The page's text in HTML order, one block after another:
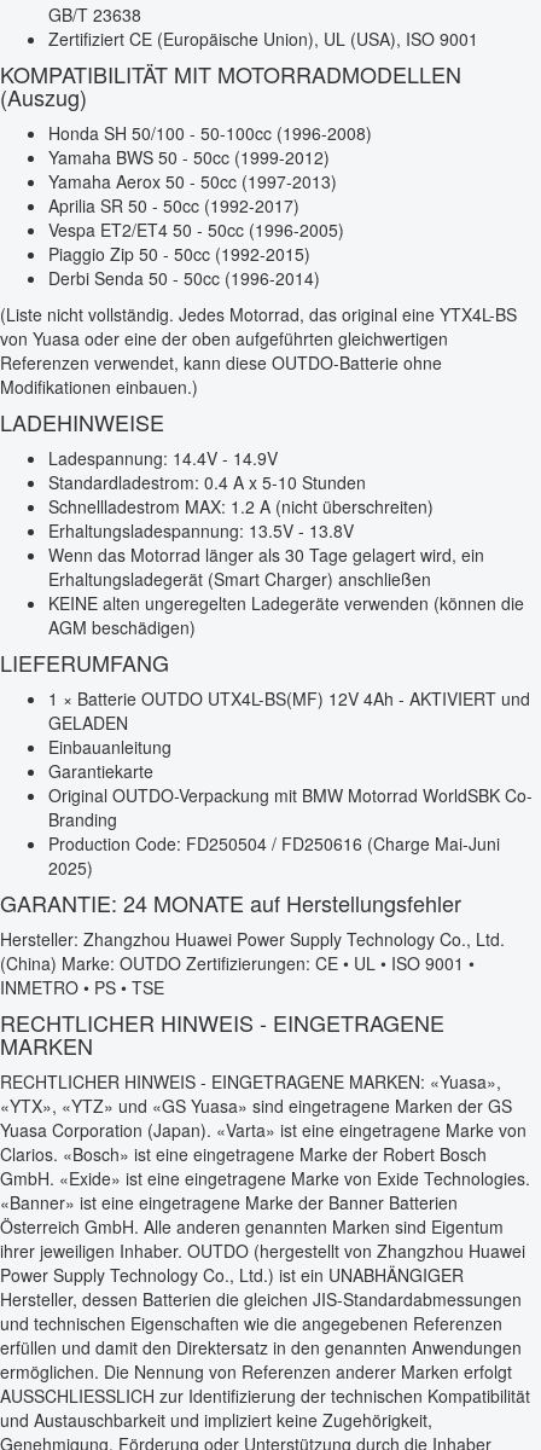
GB/T 23638
Zertifiziert CE (Europäische Union), UL (USA), ISO 9001
KOMPATIBILITÄT MIT MOTORRADMODELLEN
(Auszug)
Honda SH 50/100 - 50-100cc (1996-2008)
Yamaha BWS 50 - 50cc (1999-2012)
Yamaha Aerox 50 - 50cc (1997-2013)
Aprilia SR 50 - 50cc (1992-2017)
Vespa ET2/ET4 50 - 50cc (1996-2005)
Piaggio Zip 50 - 50cc (1992-2015)
Derbi Senda 50 - 50cc (1996-2014)
(Liste nicht vollständig. Jedes Motorrad, das original eine YTX4L-BS
von Yuasa oder eine der oben aufgeführten gleichwertigen
Referenzen verwendet, kann diese OUTDO-Batterie ohne
Modifikationen einbauen.)
LADEHINWEISE
Ladespannung: 14.4V - 14.9V
Standardladestrom: 0.4 A x 5-10 Stunden
Schnellladestrom MAX: 1.2 A (nicht überschreiten)
Erhaltungsladespannung: 13.5V - 13.8V
Wenn das Motorrad länger als 30 Tage gelagert wird, ein
Erhaltungsladegerät (Smart Charger) anschließen
KEINE alten ungeregelten Ladegeräte verwenden (können die
AGM beschädigen)
LIEFERUMFANG
1 × Batterie OUTDO UTX4L-BS(MF) 12V 4Ah - AKTIVIERT und
GELADEN
Einbauanleitung
Garantiekarte
Original OUTDO-Verpackung mit BMW Motorrad WorldSBK Co-
Branding
Production Code: FD250504 / FD250616 (Charge Mai-Juni
2025)
GARANTIE: 24 MONATE auf Herstellungsfehler
Hersteller: Zhangzhou Huawei Power Supply Technology Co., Ltd.
(China) Marke: OUTDO Zertifizierungen: CE • UL • ISO 9001 •
INMETRO • PS • TSE
RECHTLICHER HINWEIS - EINGETRAGENE
MARKEN
RECHTLICHER HINWEIS - EINGETRAGENE MARKEN: «Yuasa»,
«YTX», «YTZ» und «GS Yuasa» sind eingetragene Marken der GS
Yuasa Corporation (Japan). «Varta» ist eine eingetragene Marke von
Clarios. «Bosch» ist eine eingetragene Marke der Robert Bosch
GmbH. «Exide» ist eine eingetragene Marke von Exide Technologies.
«Banner» ist eine eingetragene Marke der Banner Batterien
Österreich GmbH. Alle anderen genannten Marken sind Eigentum
ihrer jeweiligen Inhaber. OUTDO (hergestellt von Zhangzhou Huawei
Power Supply Technology Co., Ltd.) ist ein UNABHÄNGIGER
Hersteller, dessen Batterien die gleichen JIS-Standardabmessungen
und technischen Eigenschaften wie die angegebenen Referenzen
erfüllen und damit den Direktersatz in den genannten Anwendungen
ermöglichen. Die Nennung von Referenzen anderer Marken erfolgt
AUSSCHLIESSLICH zur Identifizierung der technischen Kompatibilität
und Austauschbarkeit und impliziert keine Zugehörigkeit,
Genehmigung, Förderung oder Unterstützung durch die Inhaber